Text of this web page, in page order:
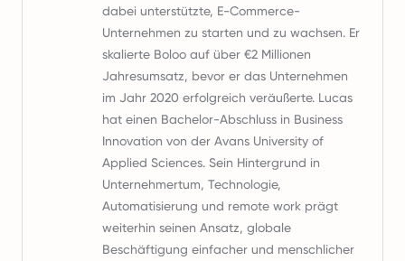
dabei unterstützte, E-Commerce-
Unternehmen zu starten und zu wachsen. Er
skalierte Boloo auf über €2 Millionen
Jahresumsatz, bevor er das Unternehmen
im Jahr 2020 erfolgreich veräußerte. Lucas
hat einen Bachelor-Abschluss in Business
Innovation von der Avans University of
Applied Sciences. Sein Hintergrund in
Unternehmertum, Technologie,
Automatisierung und remote work prägt
weiterhin seinen Ansatz, globale
Beschäftigung einfacher und menschlicher